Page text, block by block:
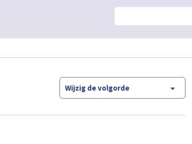
Wijzig de volgorde